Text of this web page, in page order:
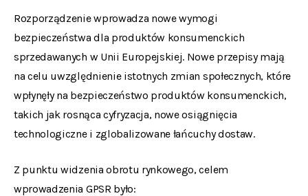
Rozporządzenie wprowadza nowe wymogi
bezpieczeństwa dla produktów konsumenckich
sprzedawanych w Unii Europejskiej. Nowe przepisy mają
na celu uwzględnienie istotnych zmian społecznych, które
wpłynęły na bezpieczeństwo produktów konsumenckich,
takich jak rosnąca cyfryzacja, nowe osiągnięcia
technologiczne i zglobalizowane łańcuchy dostaw.
Z punktu widzenia obrotu rynkowego, celem
wprowadzenia GPSR było: